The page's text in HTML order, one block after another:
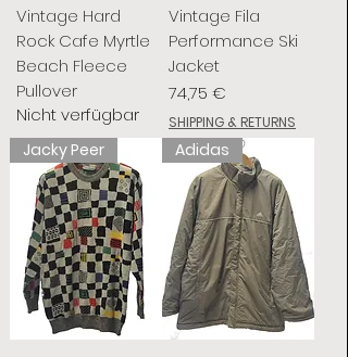
Vintage Hard
Rock Cafe Myrtle
Beach Fleece
Pullover
Nicht verfügbar
Vintage Fila
Performance Ski
Jacket
Preis
74,75 €
SHIPPING & RETURNS
Jacky Peer Adidas